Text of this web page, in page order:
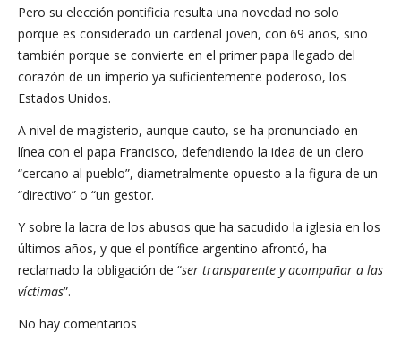
Pero su elección pontificia resulta una novedad no solo
porque es considerado un cardenal joven, con 69 años, sino
también porque se convierte en el primer papa llegado del
corazón de un imperio ya suficientemente poderoso, los
Estados Unidos.
A nivel de magisterio, aunque cauto, se ha pronunciado en
línea con el papa Francisco, defendiendo la idea de un clero
“cercano al pueblo”, diametralmente opuesto a la figura de un
“directivo” o “un gestor.
Y sobre la lacra de los abusos que ha sacudido la iglesia en los
últimos años, y que el pontífice argentino afrontó, ha
reclamado la obligación de “ser transparente y acompañar a las
víctimas”.
No hay comentarios